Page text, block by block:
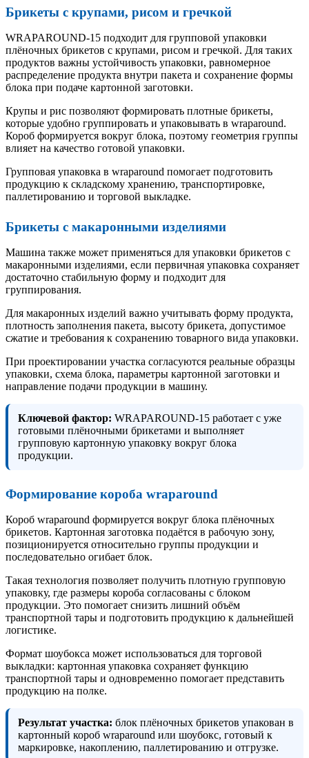
Брикеты с крупами, рисом и гречкой
WRAPAROUND-15 подходит для групповой упаковки
плёночных брикетов с крупами, рисом и гречкой. Для таких
продуктов важны устойчивость упаковки, равномерное
распределение продукта внутри пакета и сохранение формы
блока при подаче картонной заготовки.
Крупы и рис позволяют формировать плотные брикеты,
которые удобно группировать и упаковывать в wraparound.
Короб формируется вокруг блока, поэтому геометрия группы
влияет на качество готовой упаковки.
Групповая упаковка в wraparound помогает подготовить
продукцию к складскому хранению, транспортировке,
паллетированию и торговой выкладке.
Брикеты с макаронными изделиями
Машина также может применяться для упаковки брикетов с
макаронными изделиями, если первичная упаковка сохраняет
достаточно стабильную форму и подходит для
группирования.
Для макаронных изделий важно учитывать форму продукта,
плотность заполнения пакета, высоту брикета, допустимое
сжатие и требования к сохранению товарного вида упаковки.
При проектировании участка согласуются реальные образцы
упаковки, схема блока, параметры картонной заготовки и
направление подачи продукции в машину.
Ключевой фактор: WRAPAROUND-15 работает с уже
готовыми плёночными брикетами и выполняет
групповую картонную упаковку вокруг блока
продукции.
Формирование короба wraparound
Короб wraparound формируется вокруг блока плёночных
брикетов. Картонная заготовка подаётся в рабочую зону,
позиционируется относительно группы продукции и
последовательно огибает блок.
Такая технология позволяет получить плотную групповую
упаковку, где размеры короба согласованы с блоком
продукции. Это помогает снизить лишний объём
транспортной тары и подготовить продукцию к дальнейшей
логистике.
Формат шоубокса может использоваться для торговой
выкладки: картонная упаковка сохраняет функцию
транспортной тары и одновременно помогает представить
продукцию на полке.
Результат участка: блок плёночных брикетов упакован в
картонный короб wraparound или шоубокс, готовый к
маркировке, накоплению, паллетированию и отгрузке.